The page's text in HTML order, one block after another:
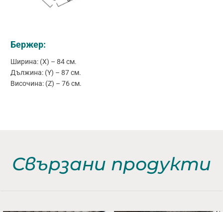
Бержер:
Ширина: (X) – 84 см.
Дължина: (Y) – 87 см.
Височина: (Z) – 76 см.
Свързани продукти